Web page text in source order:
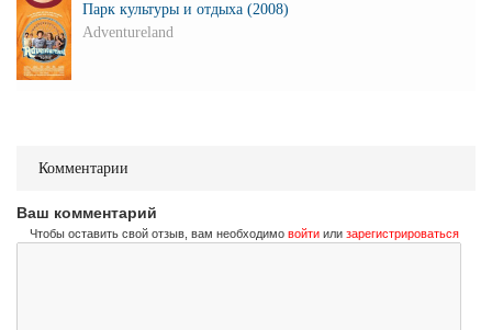
Парк культуры и отдыха (2008)
Adventureland
Комментарии
Ваш комментарий
Чтобы оставить свой отзыв, вам необходимо войти или зарегистрироваться